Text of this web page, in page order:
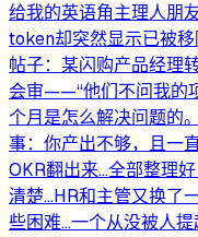
给我的英语角主理人朋
token却突然显示已被
帖子：某闪购产品经理
会审——“他们不问我的
个月是怎么解决问题的
事：你产出不够，且一
OKR翻出来...全部整理
清楚...HR和主管又换了
些困难...一个从没被人